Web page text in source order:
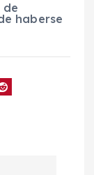
de
haberse